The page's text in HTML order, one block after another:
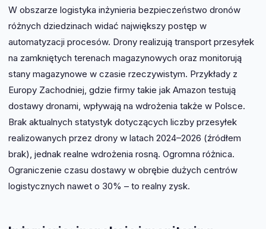
W obszarze logistyka inżynieria bezpieczeństwo dronów
różnych dziedzinach widać największy postęp w
automatyzacji procesów. Drony realizują transport przesyłek
na zamkniętych terenach magazynowych oraz monitorują
stany magazynowe w czasie rzeczywistym. Przykłady z
Europy Zachodniej, gdzie firmy takie jak Amazon testują
dostawy dronami, wpływają na wdrożenia także w Polsce.
Brak aktualnych statystyk dotyczących liczby przesyłek
realizowanych przez drony w latach 2024–2026 (źródłem
brak), jednak realne wdrożenia rosną. Ogromna różnica.
Ograniczenie czasu dostawy w obrębie dużych centrów
logistycznych nawet o 30% – to realny zysk.